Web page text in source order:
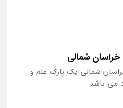
خراسان شمالی
شمالی یک پارک علم و
می باشد